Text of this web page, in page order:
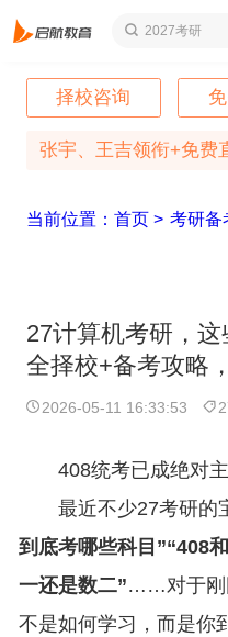
2027考研
择校咨询
张宇、王吉领衔+免费
当前位置：首页 > 考研备
27计算机考研，
全择校+备考攻略
2026-05-11 16:33:53
408统考已成绝对
最近不少27考研的
到底考哪些科目”“408
一还是数二”……对于刚
不是如何学习，而是你